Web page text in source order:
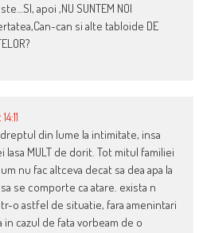
apoi ,NU SUNTEM NOI
can si alte tabloide DE
din lume la intimitate, insa
MULT de dorit. Tot mitul familiei
nu fac altceva decat sa dea apa la
se comporte ca atare. exista n
o astfel de situatie, fara amenintari
in cazul de fata vorbeam de o